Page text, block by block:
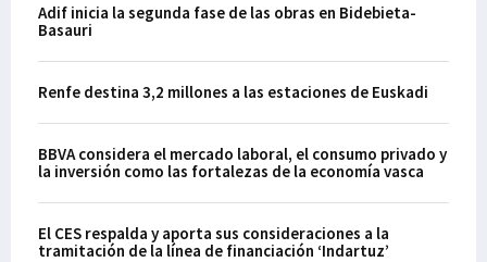
Adif inicia la segunda fase de las obras en Bidebieta-
Basauri
Renfe destina 3,2 millones a las estaciones de Euskadi
BBVA considera el mercado laboral, el consumo privado y
la inversión como las fortalezas de la economía vasca
El CES respalda y aporta sus consideraciones a la
tramitación de la línea de financiación ‘Indartuz’